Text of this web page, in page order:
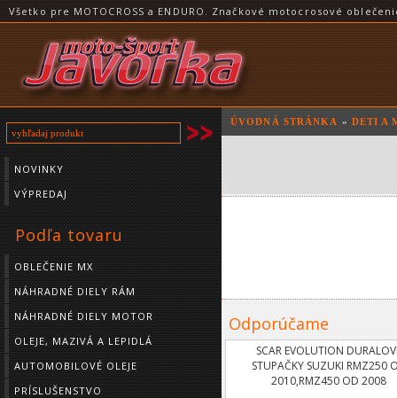
Všetko pre MOTOCROSS a ENDURO. Značkové motocrosové
NOVINKY
VÝPREDAJ
Podľa tovaru
OBLEČENIE MX
NÁHRADNÉ DIELY RÁM
NÁHRADNÉ DIELY MOTOR
OLEJE, MAZIVÁ A LEPIDLÁ
AUTOMOBILOVÉ OLEJE
PRÍSLUŠENSTVO
ÚVODNÁ STRÁNKA » DETI A
Odporúčame
SCAR EVOLUTION
STUPAČKY SUZUKI RMZ250
2010,RMZ450 OD 2008